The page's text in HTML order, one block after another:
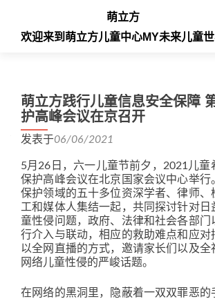
萌立方
欢迎来到萌立方儿童中心MY未来儿童
萌立方践行儿童信息安全保障
护高峰会议在京召开
发表于06/06/2021
5月26日，六一儿童节前夕，2021儿童
保护高峰会议在北京国家会议中心举行
保护领域的五十多位资深学者、律师、
工和媒体人集结一起，共同探讨针对日
童性侵问题，政府、法律和社会各部门
行介入与联动，相应的救助难点和应对
以全网直播的方式，邀请家长们以及全
网络儿童性侵的严峻话题。
在网络的黑洞里，隐蔽着一双双罪恶的